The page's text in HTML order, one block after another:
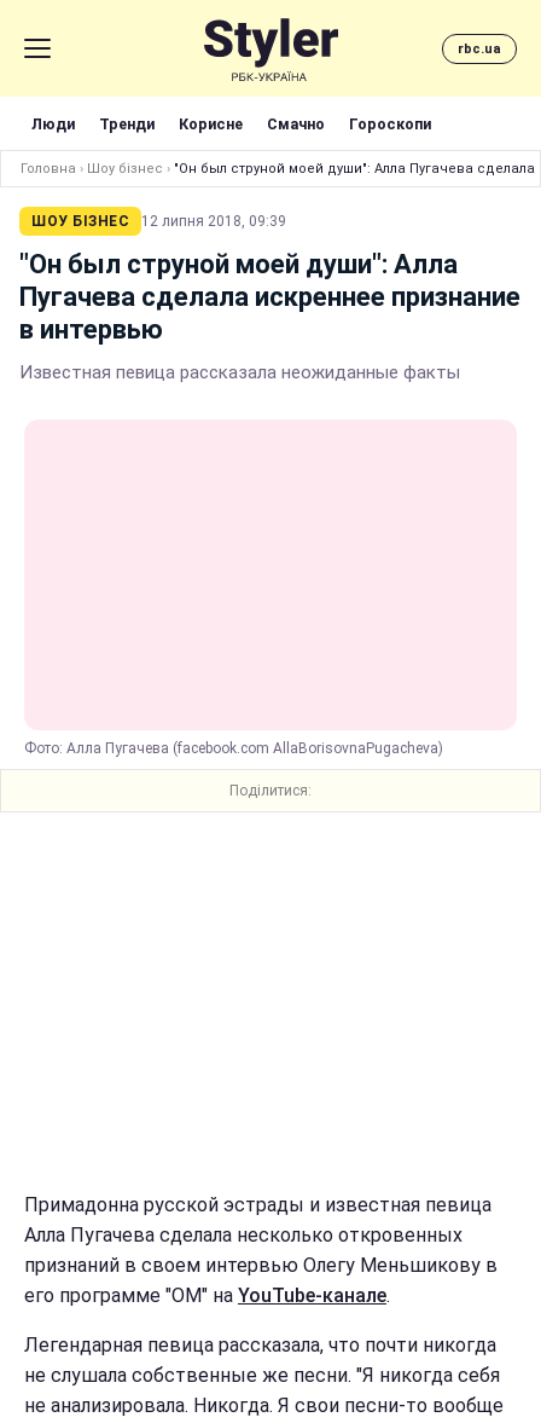
rbc.ua
Люди Тренди Корисне Смачно Гороскопи
Головна › Шоу бізнес › "Он был струной моей души": Алла Пугачева
ШОУ БІЗНЕС 12 липня 2018, 09:39
"Он был струной моей души": Алла
Пугачева сделала искреннее признание
в интервью
Известная певица рассказала неожиданные факты
Фото: Алла Пугачева (facebook.com AllaBorisovnaPugacheva)
Поділитися:
Примадонна русской эстрады и известная певица
Алла Пугачева сделала несколько откровенных
признаний в своем интервью Олегу Меньшикову в
его программе "ОМ" на YouTube-канале.
Легендарная певица рассказала, что почти никогда
не слушала собственные же песни. "Я никогда себя
не анализировала. Никогда. Я свои песни-то вообще